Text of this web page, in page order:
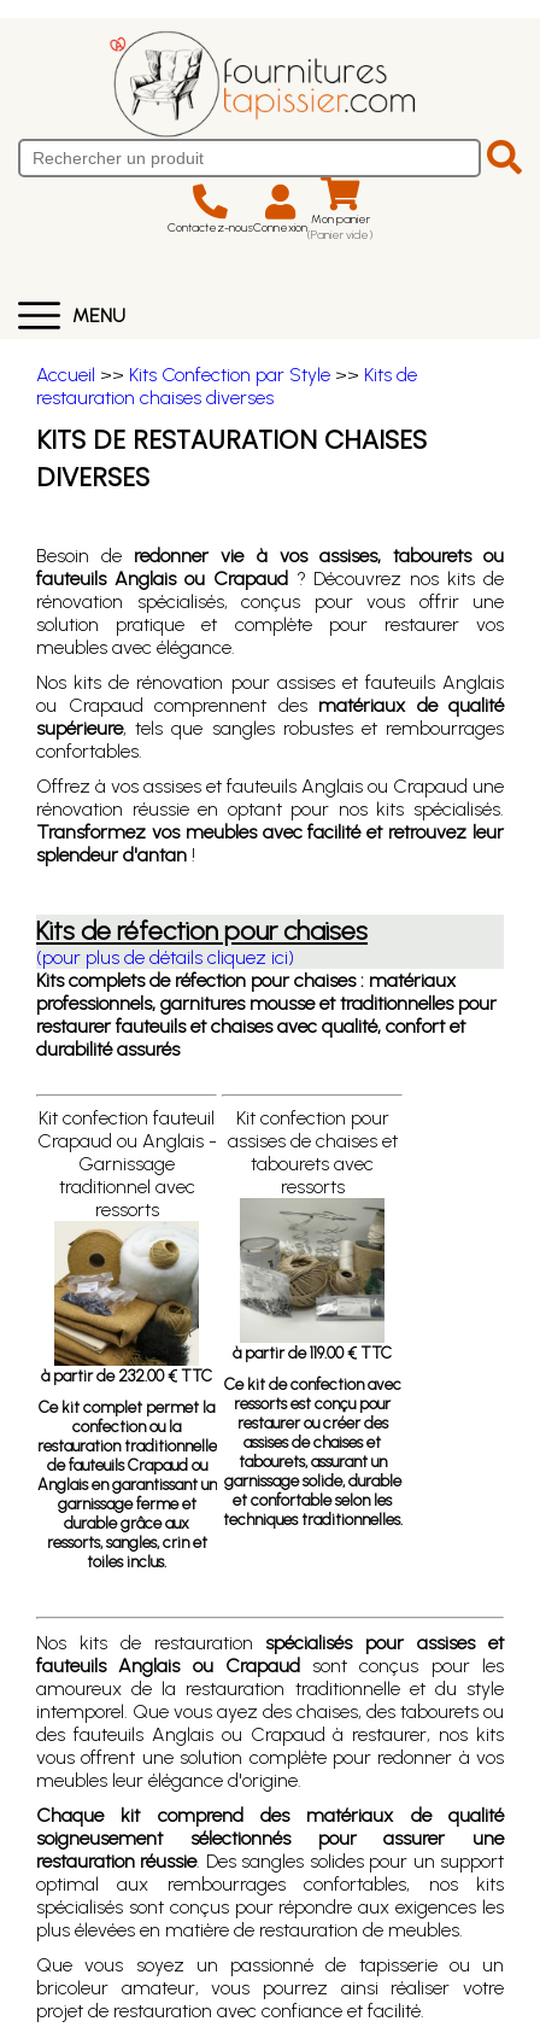
Contactez-nousConnexion Mon panier
(Panier vide)
MENU
Accueil >> Kits Confection par Style >> Kits de
restauration chaises diverses
KITS DE RESTAURATION CHAISES
DIVERSES
Besoin de redonner vie à vos assises, tabourets ou
fauteuils Anglais ou Crapaud? Découvrez nos kits de
rénovation spécialisés, conçus pour vous offrir une
solution pratique et complète pour restaurer vos
meubles avec élégance.
Nos kits de rénovation pour assises et fauteuils Anglais
ou Crapaud comprennent des matériaux de qualité
supérieure, tels que sangles robustes et rembourrages
confortables.
Offrez à vos assises et fauteuils Anglais ou Crapaud une
rénovation réussie en optant pour nos kits spécialisés.
Transformez vos meubles avec facilité et retrouvez leur
splendeur d'antan !
Kits de réfection pour chaises
(pour plus de détails cliquez ici)
Kits complets de réfection pour chaises : matériaux
professionnels, garnitures mousse et traditionnelles pour
restaurer fauteuils et chaises avec qualité, confort et
durabilité assurés
Kit confection fauteuil
Crapaud ou Anglais -
Garnissage
traditionnel avec
ressorts
à partir de 232.00 € TTC
Ce kit complet permet la
confection ou la
restauration traditionnelle
de fauteuils Crapaud ou
Anglais en garantissant un
garnissage ferme et
durable grâce aux
ressorts, sangles, crin et
toiles inclus.
Kit confection pour
assises de chaises et
tabourets avec
ressorts
à partir de 119.00 € TTC
Ce kit de confection avec
ressorts est conçu pour
restaurer ou créer des
assises de chaises et
tabourets, assurant un
garnissage solide, durable
et confortable selon les
techniques traditionnelles.
Nos kits de restauration spécialisés pour assises et
fauteuils Anglais ou Crapaudsont conçus pour les
amoureux de la restauration traditionnelle et du style
intemporel. Que vous ayez des chaises, des tabourets ou
des fauteuils Anglais ou Crapaud à restaurer, nos kits
vous offrent une solution complète pour redonner à vos
meubles leur élégance d'origine.
Chaque kit comprend des matériaux de qualité
soigneusement sélectionnés pour assurer une
restauration réussie. Des sangles solides pour un support
optimal aux rembourrages confortables, nos kits
spécialisés sont conçus pour répondre aux exigences les
plus élevées en matière de restauration de meubles.
Que vous soyez un passionné de tapisserie ou un
bricoleur amateur, vous pourrez ainsi réaliser votre
projet de restauration avec confiance et facilité.